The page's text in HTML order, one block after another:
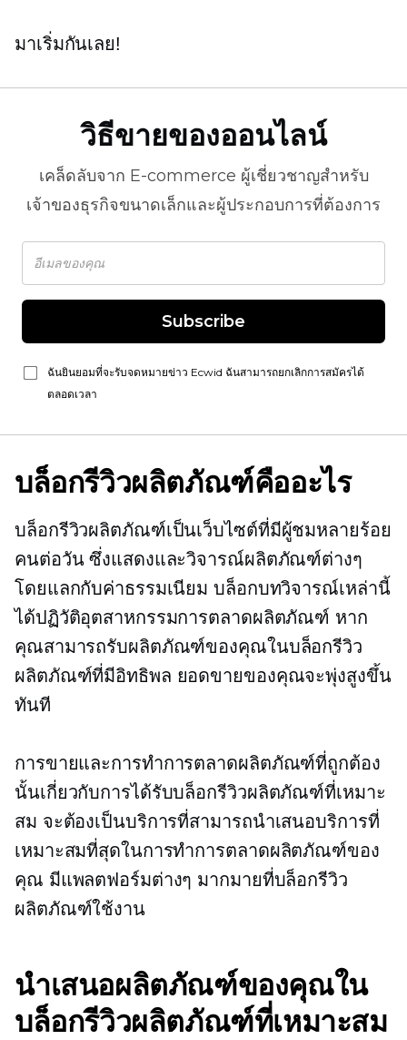
มาเริ่มกันเลย!
วิธีขายของออนไลน์
เคล็ดลับจาก E-commerce ผู้เชี่ยวชาญสำหรับ
เจ้าของธุรกิจขนาดเล็กและผู้ประกอบการที่ต้องการ
Subscribe
ฉันยินยอมที่จะรับจดหมายข่าว Ecwid ฉันสามารถยกเลิกการสมัครได้
ตลอดเวลา
บล็อกรีวิวผลิตภัณฑ์คืออะไร
บล็อกรีวิวผลิตภัณฑ์เป็นเว็บไซต์ที่มีผู้ชมหลายร้อย
คนต่อวัน ซึ่งแสดงและวิจารณ์ผลิตภัณฑ์ต่างๆ
โดยแลกกับค่าธรรมเนียม บล็อกบทวิจารณ์เหล่านี้
ได้ปฏิวัติอุตสาหกรรมการตลาดผลิตภัณฑ์ หาก
คุณสามารถรับผลิตภัณฑ์ของคุณในบล็อกรีวิว
ผลิตภัณฑ์ที่มีอิทธิพล ยอดขายของคุณจะพุ่งสูงขึ้น
ทันที
การขายและการทำการตลาดผลิตภัณฑ์ที่ถูกต้อง
นั้นเกี่ยวกับการได้รับบล็อกรีวิวผลิตภัณฑ์ที่เหมาะ
สม จะต้องเป็นบริการที่สามารถนำเสนอบริการที่
เหมาะสมที่สุดในการทำการตลาดผลิตภัณฑ์ของ
คุณ มีแพลตฟอร์มต่างๆ มากมายที่บล็อกรีวิว
ผลิตภัณฑ์ใช้งาน
นำเสนอผลิตภัณฑ์ของคุณใน
บล็อกรีวิวผลิตภัณฑ์ที่เหมาะสม